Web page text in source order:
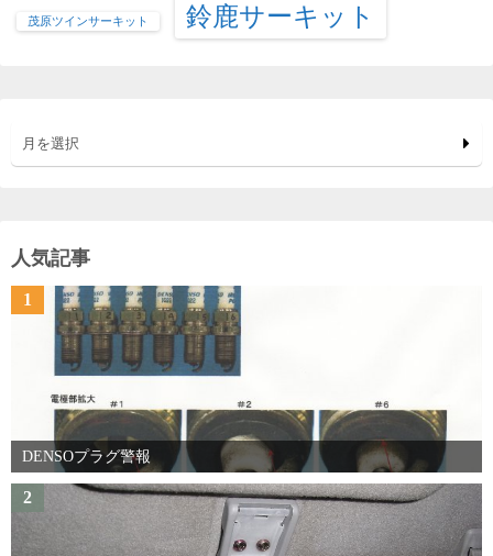
茂原ツインサーキット 鈴鹿サーキット
月を選択
人気記事
1
DENSOプラグ警報
2